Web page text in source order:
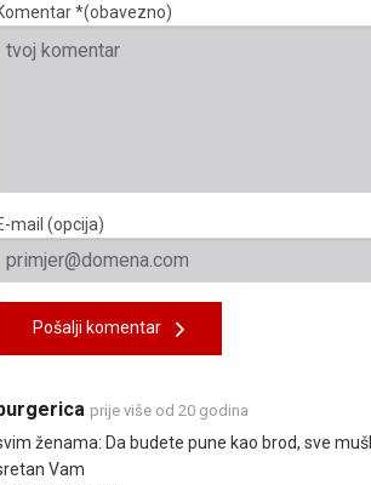
*(obavezno)
mail (opcija)
Pošalji komentar
prije više od 20 godina
ženama: Da budete pune kao brod, sve
Vam